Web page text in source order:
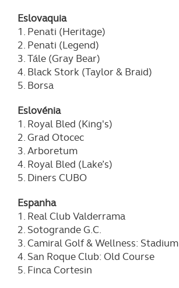
Eslovaquia
1. Penati (Heritage)
2. Penati (Legend)
3. Tále (Gray Bear)
4. Black Stork (Taylor & Braid)
5. Borsa
Eslovénia
1. Royal Bled (King's)
2. Grad Otocec
3. Arboretum
4. Royal Bled (Lake’s)
5. Diners CUBO
Espanha
1. Real Club Valderrama
2. Sotogrande G.C.
3. Camiral Golf & Wellness: Stadium
4. San Roque Club: Old Course
5. Finca Cortesin